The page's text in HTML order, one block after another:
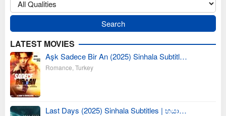
LATEST MOVIES
Aşk Sadece Bir An (2025) Sinhala Subtitl…
Romance Turkey
Last Days (2025) Sinhala Subtitles | භයා…